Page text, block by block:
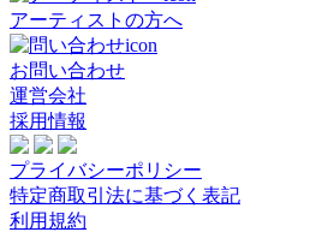
アーティストの方へ
お問い合わせ
運営会社
採用情報
プライバシーポリシー
特定商取引法に基づく表記
利用規約